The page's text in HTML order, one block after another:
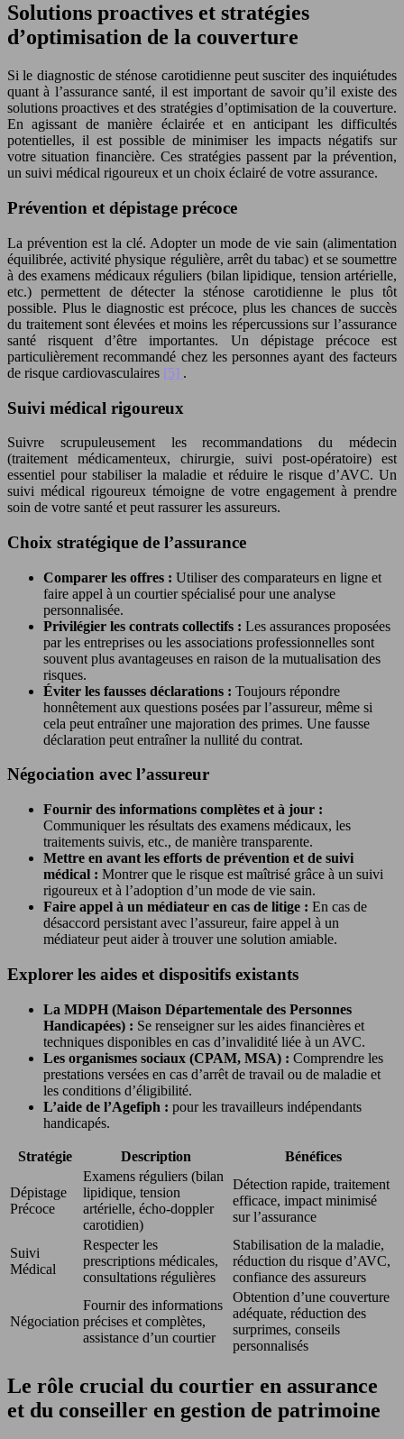
Solutions proactives et stratégies
d’optimisation de la couverture
Si le diagnostic de sténose carotidienne peut susciter des inquiétudes
quant à l’assurance santé, il est important de savoir qu’il existe des
solutions proactives et des stratégies d’optimisation de la couverture.
En agissant de manière éclairée et en anticipant les difficultés
potentielles, il est possible de minimiser les impacts négatifs sur
votre situation financière. Ces stratégies passent par la prévention,
un suivi médical rigoureux et un choix éclairé de votre assurance.
Prévention et dépistage précoce
La prévention est la clé. Adopter un mode de vie sain (alimentation
équilibrée, activité physique régulière, arrêt du tabac) et se soumettre
à des examens médicaux réguliers (bilan lipidique, tension artérielle,
etc.) permettent de détecter la sténose carotidienne le plus tôt
possible. Plus le diagnostic est précoce, plus les chances de succès
du traitement sont élevées et moins les répercussions sur l’assurance
santé risquent d’être importantes. Un dépistage précoce est
particulièrement recommandé chez les personnes ayant des facteurs
de risque cardiovasculaires [5] .
Suivi médical rigoureux
Suivre scrupuleusement les recommandations du médecin
(traitement médicamenteux, chirurgie, suivi post-opératoire) est
essentiel pour stabiliser la maladie et réduire le risque d’AVC. Un
suivi médical rigoureux témoigne de votre engagement à prendre
soin de votre santé et peut rassurer les assureurs.
Choix stratégique de l’assurance
Comparer les offres : Utiliser des comparateurs en ligne et
faire appel à un courtier spécialisé pour une analyse
personnalisée.
Privilégier les contrats collectifs : Les assurances proposées
par les entreprises ou les associations professionnelles sont
souvent plus avantageuses en raison de la mutualisation des
risques.
Éviter les fausses déclarations : Toujours répondre
honnêtement aux questions posées par l’assureur, même si
cela peut entraîner une majoration des primes. Une fausse
déclaration peut entraîner la nullité du contrat.
Négociation avec l’assureur
Fournir des informations complètes et à jour :
Communiquer les résultats des examens médicaux, les
traitements suivis, etc., de manière transparente.
Mettre en avant les efforts de prévention et de suivi
médical : Montrer que le risque est maîtrisé grâce à un suivi
rigoureux et à l’adoption d’un mode de vie sain.
Faire appel à un médiateur en cas de litige : En cas de
désaccord persistant avec l’assureur, faire appel à un
médiateur peut aider à trouver une solution amiable.
Explorer les aides et dispositifs existants
La MDPH (Maison Départementale des Personnes
Handicapées) : Se renseigner sur les aides financières et
techniques disponibles en cas d’invalidité liée à un AVC.
Les organismes sociaux (CPAM, MSA) : Comprendre les
prestations versées en cas d’arrêt de travail ou de maladie et
les conditions d’éligibilité.
L’aide de l’Agefiph : pour les travailleurs indépendants
handicapés.
Stratégie Description Bénéfices
Dépistage
Précoce
Examens réguliers (bilan
lipidique, tension
artérielle, écho-doppler
carotidien)
Détection rapide, traitement
efficace, impact minimisé
sur l’assurance
Suivi
Médical
Respecter les
prescriptions médicales,
consultations régulières
Stabilisation de la maladie,
réduction du risque d’AVC,
confiance des assureurs
Négociation
Fournir des informations
précises et complètes,
assistance d’un courtier
Obtention d’une couverture
adéquate, réduction des
surprimes, conseils
personnalisés
Le rôle crucial du courtier en assurance
et du conseiller en gestion de patrimoine